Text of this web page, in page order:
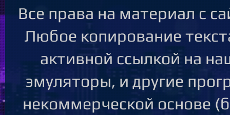
Все права на материал с
Любое копирование
активной ссылкой на
эмуляторы, и другие
некоммерческой основе